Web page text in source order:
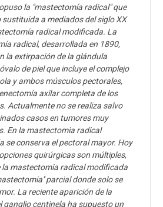
la "mastectomía radical" que
sustituida a mediados del siglo XX
radical modificada. La
radical, desarrollada en 1890,
la extirpación de la glándula
de piel que incluye el complejo
y ambos músculos pectorales,
axilar completa de los
Actualmente no se realiza salvo
casos en tumores muy
En la mastectomia radical
se conserva el pectoral mayor. Hoy
quirúrgicas son múltiples,
la mastectomia radical modificada
parcial donde solo se
La reciente aparición de la
ganglio centinela ha supuesto un